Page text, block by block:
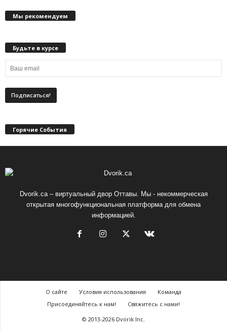
Мы рекомендуем
Будьте в курсе
Горячие События
Dvorik.ca – виртуальный двор Оттавы. Мы - некоммерческая
открытая многофункциональная платформа для обмена
информацией.
О сайте Условия использования
Команда
Присоединяйтесь к нам!
Свяжитесь с нами!
© 2013-2026 Dvorik Inc.